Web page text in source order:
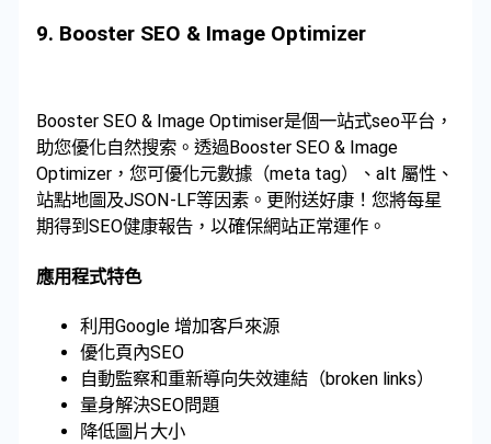
9. Booster SEO & Image Optimizer
Booster SEO & Image Optimiser是個一站式seo平台，
助您優化自然搜索。透過Booster SEO & Image
Optimizer，您可優化元數據（meta tag）、alt 屬性、
站點地圖及JSON-LF等因素。更附送好康！您將每星
期得到SEO健康報告，以確保網站正常運作。
應用程式特色
利用Google 增加客戶來源
優化頁內SEO
自動監察和重新導向失效連結（broken links）
量身解決SEO問題
降低圖片大小